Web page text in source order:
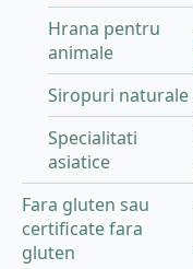
Hrana pentru
animale
Siropuri naturale
Specialitati
asiatice
Fara gluten sau
certificate fara
gluten